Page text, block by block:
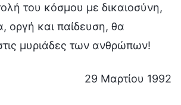
του κόσμου με δικαιοσύνη,
οργή και παίδευση, θα
μυριάδες των ανθρώπων!
29 Μαρτίου 1992